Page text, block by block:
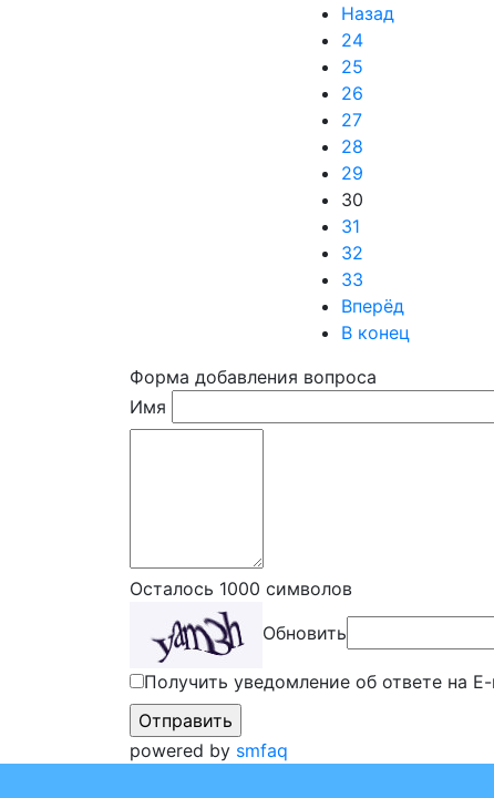
Назад
24
25
26
27
28
29
30
31
32
33
Вперёд
В конец
Форма добавления вопроса
Имя
Осталось 1000 символов
Обновить
Получить уведомление об ответе на
powered by smfaq